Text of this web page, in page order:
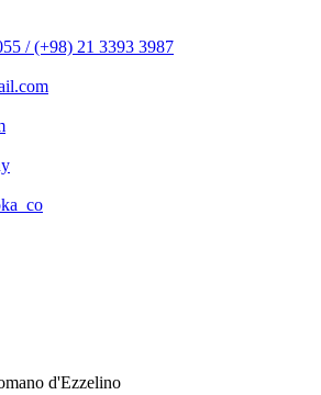
/ (+98) 21 3393 3987
d'Ezzelino